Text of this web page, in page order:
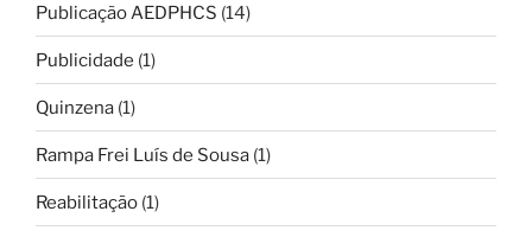
Publicação AEDPHCS (14)
Publicidade (1)
Quinzena (1)
Rampa Frei Luís de Sousa (1)
Reabilitação (1)